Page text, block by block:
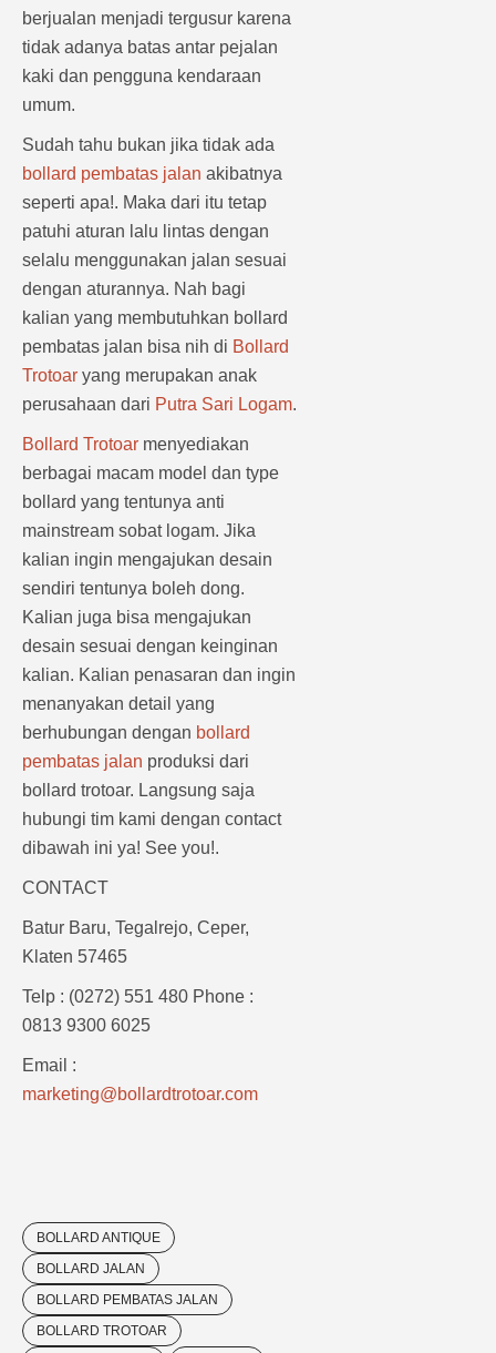
berjualan menjadi tergusur karena
tidak adanya batas antar pejalan
kaki dan pengguna kendaraan
umum.
Sudah tahu bukan jika tidak ada
bollard pembatas jalan akibatnya
seperti apa!. Maka dari itu tetap
patuhi aturan lalu lintas dengan
selalu menggunakan jalan sesuai
dengan aturannya. Nah bagi
kalian yang membutuhkan bollard
pembatas jalan bisa nih di Bollard
Trotoar yang merupakan anak
perusahaan dari Putra Sari Logam.
Bollard Trotoar menyediakan
berbagai macam model dan type
bollard yang tentunya anti
mainstream sobat logam. Jika
kalian ingin mengajukan desain
sendiri tentunya boleh dong.
Kalian juga bisa mengajukan
desain sesuai dengan keinginan
kalian. Kalian penasaran dan ingin
menanyakan detail yang
berhubungan dengan bollard
pembatas jalan produksi dari
bollard trotoar. Langsung saja
hubungi tim kami dengan contact
dibawah ini ya! See you!.
CONTACT
Batur Baru, Tegalrejo, Ceper,
Klaten 57465
Telp : (0272) 551 480 Phone :
0813 9300 6025
Email :
marketing@bollardtrotoar.com
BOLLARD ANTIQUE
BOLLARD JALAN
BOLLARD PEMBATAS JALAN
BOLLARD TROTOAR